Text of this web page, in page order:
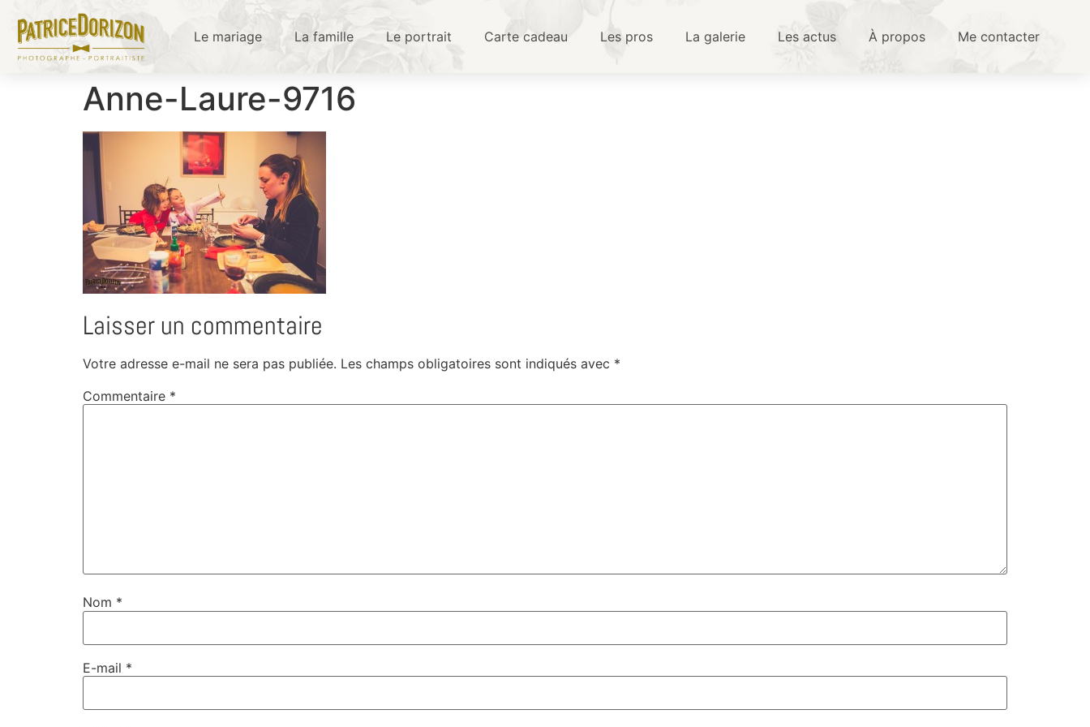
Le mariage La famille Le portrait Carte cadeau Les pros La galerie Les actus À propos Me contacter
Anne-Laure-9716
Laisser un commentaire
Votre adresse e-mail ne sera pas publiée. Les champs obligatoires sont indiqués avec *
Commentaire *
Nom *
E-mail *